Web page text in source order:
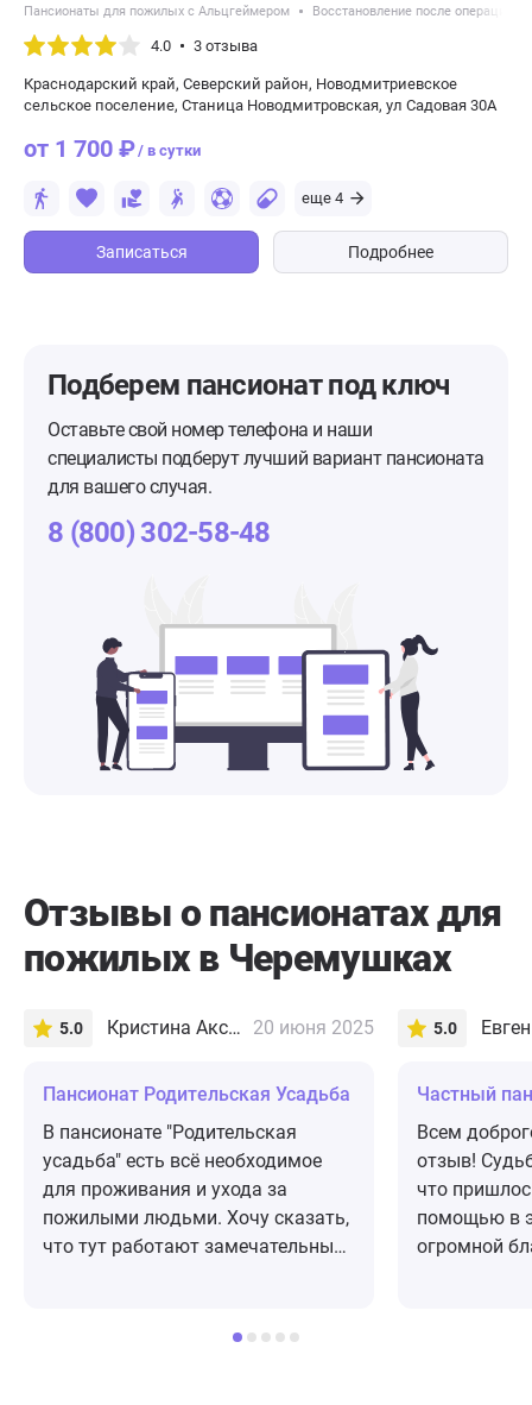
Пансионаты для пожилых с Альцгеймером Восстановление после операций
4.0 3 отзыва
Краснодарский край, Северский район, Новодмитриевское
сельское поселение, Станица Новодмитровская, ул Садовая 30А
от 1 700 ₽/ в сутки
еще 4
Записаться Подробнее
Подберем пансионатпод ключ
Оставьте свой номер телефона и наши
специалисты подберут лучший вариант пансионата
для вашего случая.
8 (800) 302-58-48
Отзывы о пансионатах для
пожилых в Черемушках
5.0 Кристина Аксарина 20 июня 2025
Пансионат Родительская Усадьба
В пaнсионате "Родительская
усадьба" есть всё необходимое
для проживания и ухода за
пожилыми людьми. Хочу сказать,
что тут работают замечательные
ее с душой🙏 Спасибо вам за то,
5.0
Частный
Всем
отзыв! Судьба так распорядилась
что
помощью в
огромной